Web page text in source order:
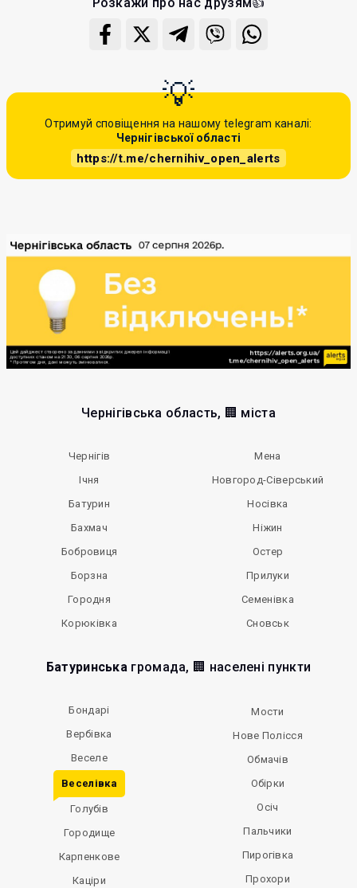
Отримуй сповіщення на нашому telegram каналі:
Чернігівської області
https://t.me/chernihiv_open_alerts
Чернігівська область, 🏢 міста
Чернігів
Ічня
Батурин
Бахмач
Бобровиця
Борзна
Городня
Корюківка
Мена
Новгород-Сіверський
Носівка
Ніжин
Остер
Прилуки
Семенівка
Сновськ
Батуринська громада, 🏢 населені пункти
Бондарі
Вербівка
Веселе
Веселівка
Голубів
Городище
Карпенкове
Каціри
Мости
Нове Полісся
Обмачів
Обірки
Осіч
Пальчики
Пирогівка
Прохори